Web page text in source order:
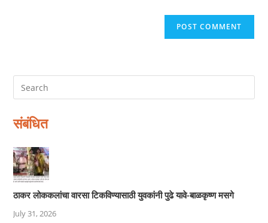
संबंधित
ठाकर लोककलांचा वारसा टिकविण्यासाठी युवकांनी पुढे यावे-बाळकृष्ण मसगे
July 31, 2026